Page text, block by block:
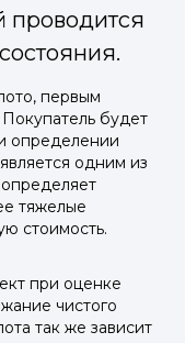
проводится
первым
будет
определении
одним из
тяжелые
стоимость.
при оценке
чистого
так же зависит